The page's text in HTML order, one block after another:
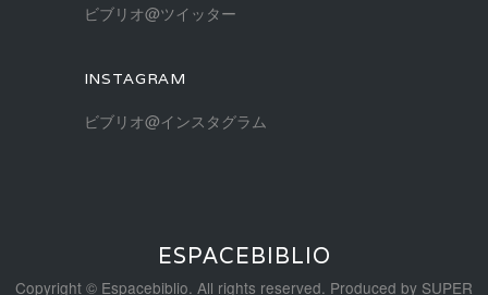
ビブリオ@ツイッター
INSTAGRAM
ビブリオ@インスタグラム
ESPACEBIBLIO
Copyright © Espacebiblio. All rights reserved. Produced by SUPER